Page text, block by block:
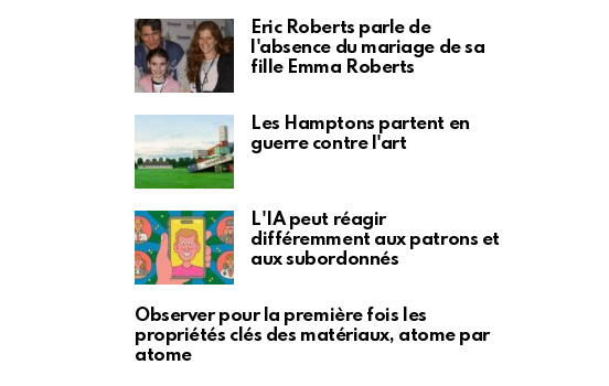
Eric Roberts parle de
l'absence du mariage de sa
fille Emma Roberts
Les Hamptons partent en
guerre contre l'art
L'IA peut réagir
différemment aux patrons et
aux subordonnés
Observer pour la première fois les
propriétés clés des matériaux, atome par
atome